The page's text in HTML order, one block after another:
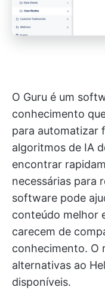
O Guru é um
conhecimento
para automatizar
algoritmos de IA
encontrar
necessárias para
software pode
conteúdo melhor
carecem de
conhecimento. O
alternativas ao
disponíveis.